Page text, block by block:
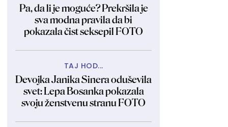
Pa, da li je moguće? Prekršila je
sva modna pravila da bi
pokazala čist seksepil FOTO
TAJ HOD...
Devojka Janika Sinera oduševila
svet: Lepa Bosanka pokazala
svoju ženstvenu stranu FOTO